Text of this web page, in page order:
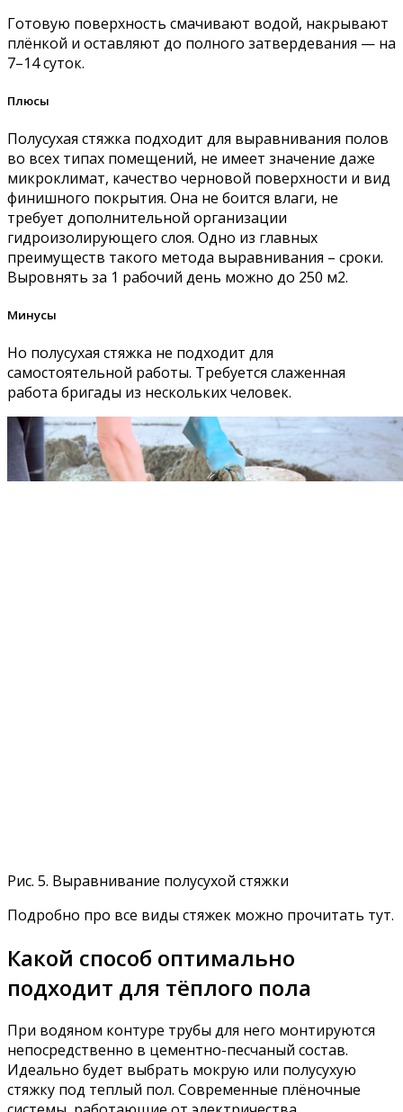
Готовую поверхность смачивают водой, накрывают
плёнкой и оставляют до полного затвердевания — на
7–14 суток.
Плюсы
Полусухая стяжка подходит для выравнивания полов
во всех типах помещений, не имеет значение даже
микроклимат, качество черновой поверхности и вид
финишного покрытия. Она не боится влаги, не
требует дополнительной организации
гидроизолирующего слоя. Одно из главных
преимуществ такого метода выравнивания – сроки.
Выровнять за 1 рабочий день можно до 250 м2.
Минусы
Но полусухая стяжка не подходит для
самостоятельной работы. Требуется слаженная
работа бригады из нескольких человек.
Рис. 5. Выравнивание полусухой стяжки
Подробно про все виды стяжек можно прочитать тут.
Какой способ оптимально
подходит для тёплого пола
При водяном контуре трубы для него монтируются
непосредственно в цементно-песчаный состав.
Идеально будет выбрать мокрую или полусухую
стяжку под теплый пол. Современные плёночные